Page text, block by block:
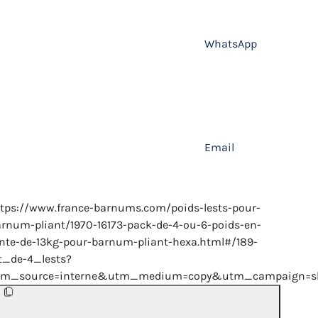
WhatsApp
Email
www.france-barnums.com/poids-lests-pour-
pliant/1970-16173-pack-de-4-ou-6-poids-en-
de-13kg-pour-barnum-pliant-hexa.html#/189-
4_lests?